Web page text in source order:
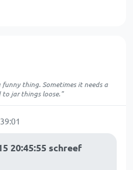
thing. Sometimes it needs a
to jar things loose."
20:45:55 schreef